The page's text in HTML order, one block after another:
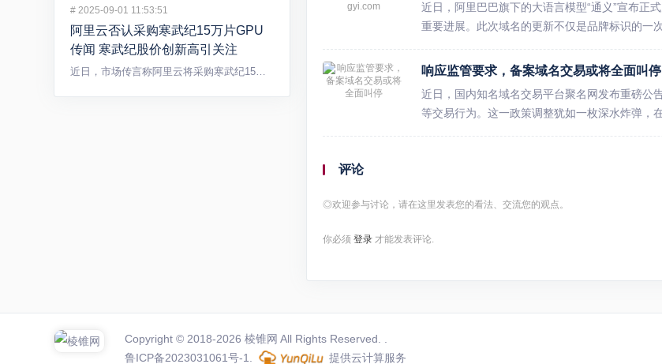
# 2025-09-01 11:53:51
阿里云否认采购寒武纪15万片GPU
传闻 寒武纪股价创新高引关注
近日，市场传言称阿里云将采购寒武纪15万片GPU，引发广泛关...
近日，阿里巴巴旗下的大语言模型“通义”宣布正
重要进展。此次域名的更新不仅是品牌标识的一
响应监管要求，备案域名交易或将全面叫停
近日，国内知名域名交易平台聚名网发布重磅公
等交易行为。这一政策调整犹如一枚深水炸弹，
评论
◎欢迎参与讨论，请在这里发表您的看法、交流您的观点。
你必须 登录才能发表评论.
Copyright © 2018-2026 棱锥网 All Rights Reserved.
鲁ICP备2023031061号-1
提供云计算服务